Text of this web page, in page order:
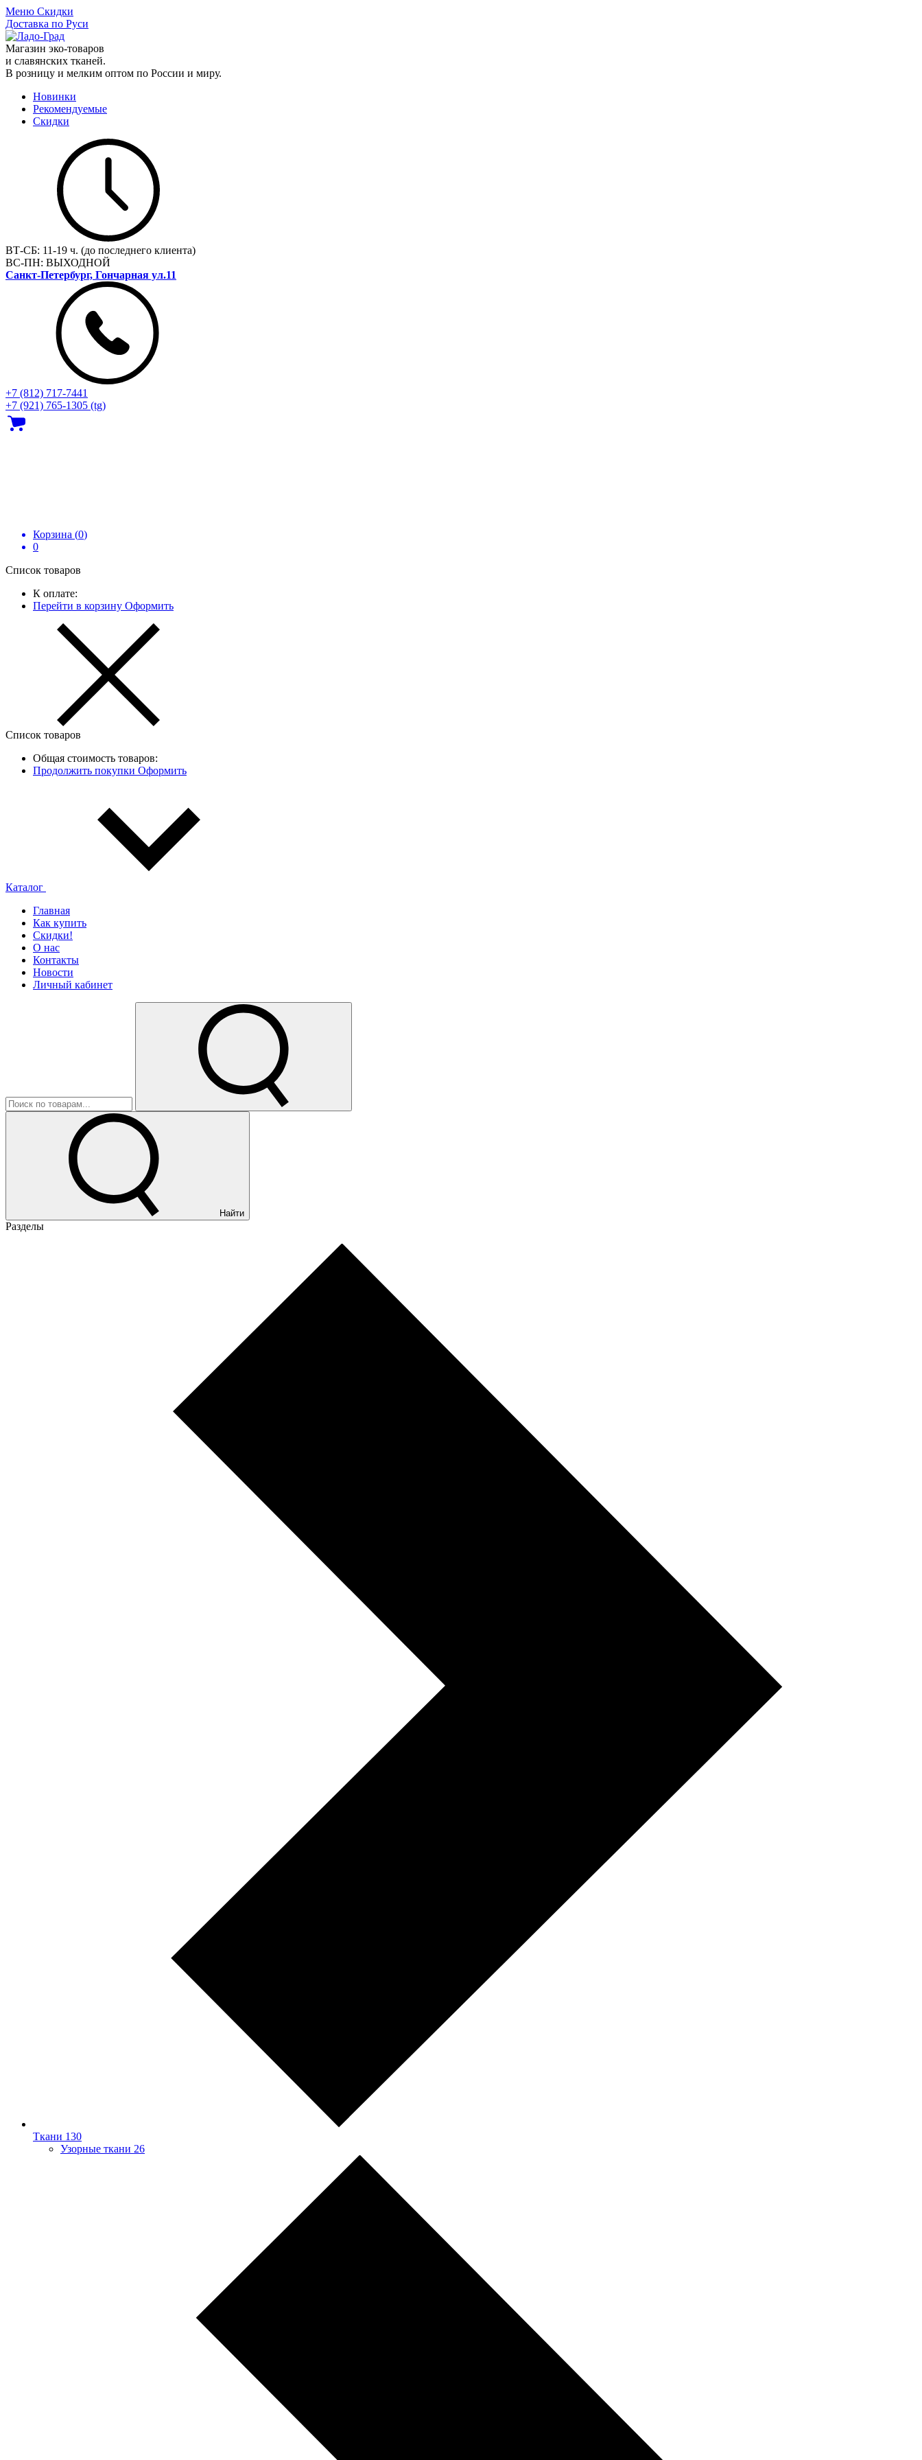
Меню Скидки
Доставка по Руси
Магазин эко-товаров
и славянских тканей.
В розницу и мелким оптом по России и миру.
Новинки
Рекомендуемые
Скидки
ВТ-СБ: 11-19 ч. (до последнего клиента)
ВС-ПН: ВЫХОДНОЙ
Санкт-Петербург, Гончарная ул.11
+7 (812) 717‑7441
+7 (921) 765-1305 (tg)
Корзина (0)
0
Список товаров
К оплате:
Перейти в корзину Оформить
Список товаров
Общая стоимость товаров:
Продолжить покупки Оформить
Каталог
Главная
Как купить
Скидки!
О нас
Контакты
Новости
Личный кабинет
Найти
Разделы
Ткани 130
Узорные ткани 26